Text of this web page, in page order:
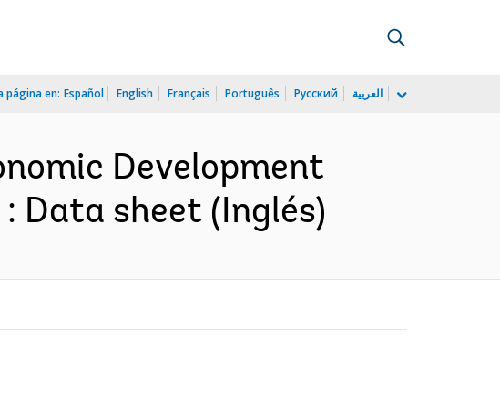
página en: Español English Français Português Русский العربية
Development
Data sheet (Inglés)